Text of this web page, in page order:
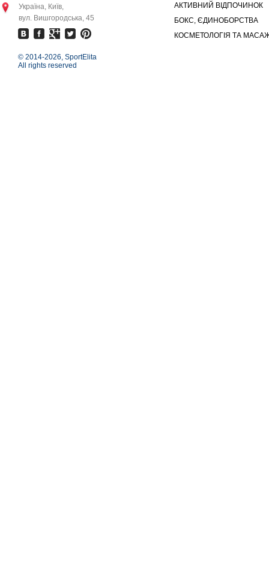
Україна, Київ,
вул. Вишгородська, 45
© 2014-2026, SportElita
All rights reserved
АКТИВНИЙ ВІДПОЧИНОК
БОКС, ЄДИНОБОРСТВА
КОСМЕТОЛОГІЯ ТА